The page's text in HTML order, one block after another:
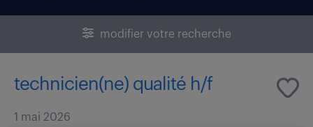
modifier votre recherche
technicien(ne) qualité h/f
1 mai 2026